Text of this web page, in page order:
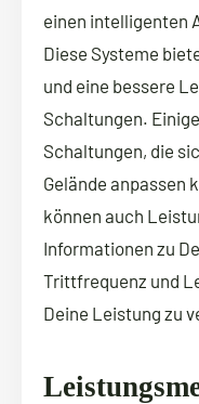
einen intelligenten
Diese Systeme
und eine bessere
Schaltungen.
Schaltungen, die
Gelände anpassen
können auch
Informationen zu
Trittfrequenz und
Deine Leistung zu